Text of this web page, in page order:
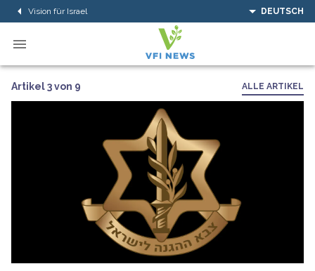
Vision für Israel DEUTSCH
Artikel 3 von 9 ALLE ARTIKEL